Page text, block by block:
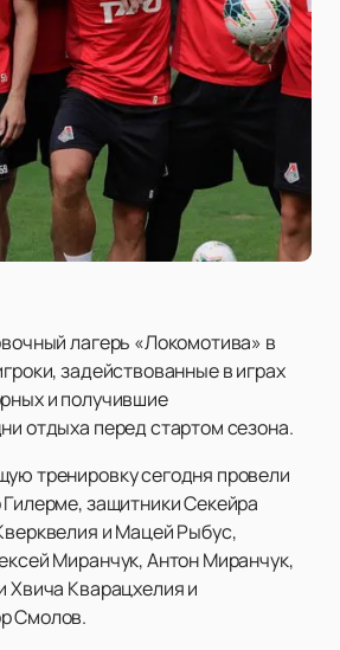
лагерь «Локомотива» в
задействованные в играх
и получившие
отдыха перед стартом сезона.
тренировку сегодня провели
защитники Секейра
и Мацей Рыбус,
Миранчук, Антон Миранчук,
Хвича Кварацхелия и
Смолов.